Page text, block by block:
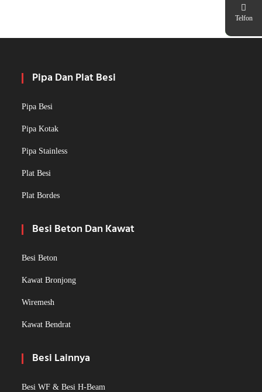
Pipa Dan Plat Besi
Pipa Besi
Pipa Kotak
Pipa Stainless
Plat Besi
Plat Bordes
Besi Beton Dan Kawat
Besi Beton
Kawat Bronjong
Wiremesh
Kawat Bendrat
Besi Lainnya
Besi WF & Besi H-Beam
Telfon